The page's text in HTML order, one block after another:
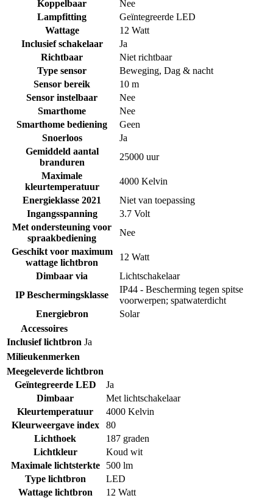
Koppelbaar
Nee
Lampfitting
Geïntegreerde LED
Wattage
12 Watt
Inclusief schakelaar
Ja
Richtbaar
Niet richtbaar
Type sensor
Beweging, Dag & nacht
Sensor bereik
10 m
Sensor instelbaar
Nee
Smarthome
Nee
Smarthome bediening
Geen
Snoerloos
Ja
Gemiddeld aantal
branduren
25000 uur
Maximale
kleurtemperatuur
4000 Kelvin
Energieklasse 2021
Niet van toepassing
Ingangsspanning
3.7 Volt
Met ondersteuning voor
spraakbediening
Nee
Geschikt voor maximum
wattage lichtbron
12 Watt
Dimbaar via
Lichtschakelaar
IP Beschermingsklasse
IP44 - Bescherming tegen spitse
voorwerpen; spatwaterdicht
Energiebron
Solar
Accessoires
Inclusief lichtbron Ja
Milieukenmerken
Meegeleverde lichtbron
Geïntegreerde LED
Ja
Dimbaar
Met lichtschakelaar
Kleurtemperatuur
4000 Kelvin
Kleurweergave index
80
Lichthoek
187 graden
Lichtkleur
Koud wit
Maximale lichtsterkte
500 lm
Type lichtbron
LED
Wattage lichtbron
12 Watt